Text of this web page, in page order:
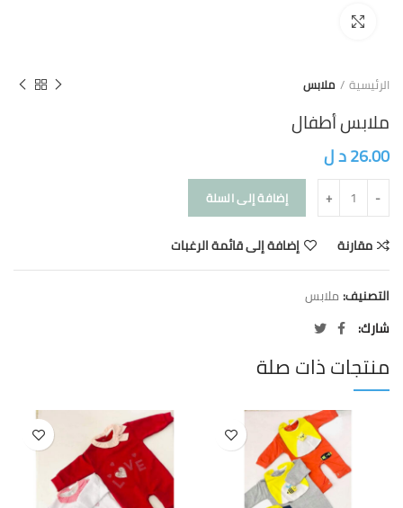
الرئيسية ملابس
ملابس أطفال
26.00د ل
إضافة إلى السلة
مقارنة إضافة إلى قائمة الرغبات
التصنيف: ملابس
شارك
منتجات ذات صلة